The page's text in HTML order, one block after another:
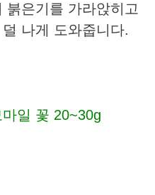
붉은기를 가라앉히고
나게 도와줍니다.
일 꽃 20~30g